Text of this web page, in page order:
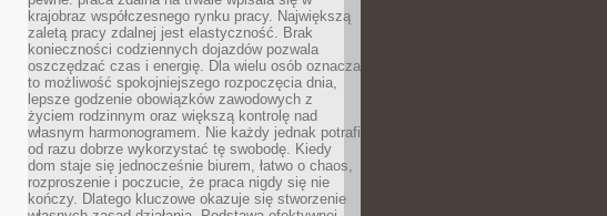
krajobraz współczesnego rynku pracy. Największą
zaletą pracy zdalnej jest elastyczność. Brak
konieczności codziennych dojazdów pozwala
oszczędzać czas i energię. Dla wielu osób oznacza
to możliwość spokojniejszego rozpoczęcia dnia,
lepsze godzenie obowiązków zawodowych z
życiem rodzinnym oraz większą kontrolę nad
własnym harmonogramem. Nie każdy jednak potrafi
od razu dobrze wykorzystać tę swobodę. Kiedy
dom staje się jednocześnie biurem, łatwo o chaos,
rozproszenie i poczucie, że praca nigdy się nie
kończy. Dlatego kluczowe okazuje się stworzenie